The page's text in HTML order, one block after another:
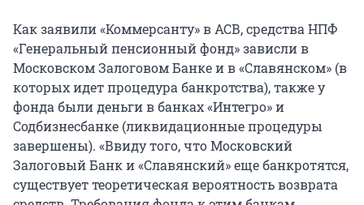
Как заявили «Коммерсанту» в АСВ, средства НПФ
«Генеральный пенсионный фонд» зависли в
Московском Залоговом Банке и в «Славянском» (в
которых идет процедура банкротства), также у
фонда были деньги в банках «Интегро» и
Содбизнесбанке (ликвидационные процедуры
завершены). «Ввиду того, что Московский
Залоговый Банк и «Славянский» еще банкротятся,
существует теоретическая вероятность возврата